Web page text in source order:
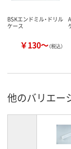
BSKエンドミル・ドリル
ケース
￥130～（税込）
他のバリエー